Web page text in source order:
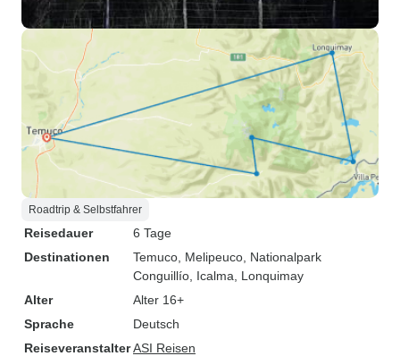
Roadtrip & Selbstfahrer
Reisedauer
6 Tage
Destinationen
Temuco , Melipeuco , Nationalpark
Conguillío , Icalma , Lonquimay
Alter
Alter 16+
Sprache
Deutsch
ReiseveranstalterASI Reisen